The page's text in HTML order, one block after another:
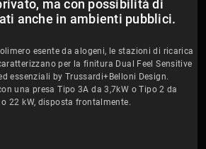
ma con possibilità di
anche in ambienti pubblici.
esente da alogeni, le stazioni di ricarica
per la finitura Dual Feel Sensitive
essenziali by Trussardi+Belloni Design.
una presa Tipo 3A da 3,7kW o Tipo 2 da
o 22 kW, disposta frontalmente.